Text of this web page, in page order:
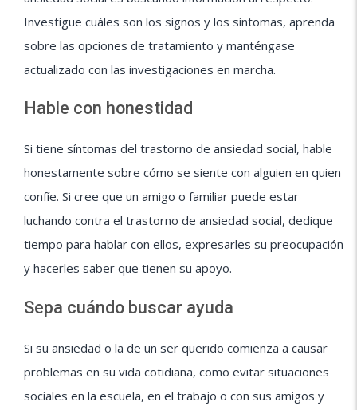
Investigue cuáles son los signos y los síntomas, aprenda
sobre las opciones de tratamiento y manténgase
actualizado con las investigaciones en marcha.
Hable con honestidad
Si tiene síntomas del trastorno de ansiedad social, hable
honestamente sobre cómo se siente con alguien en quien
confíe. Si cree que un amigo o familiar puede estar
luchando contra el trastorno de ansiedad social, dedique
tiempo para hablar con ellos, expresarles su preocupación
y hacerles saber que tienen su apoyo.
Sepa cuándo buscar ayuda
Si su ansiedad o la de un ser querido comienza a causar
problemas en su vida cotidiana, como evitar situaciones
sociales en la escuela, en el trabajo o con sus amigos y